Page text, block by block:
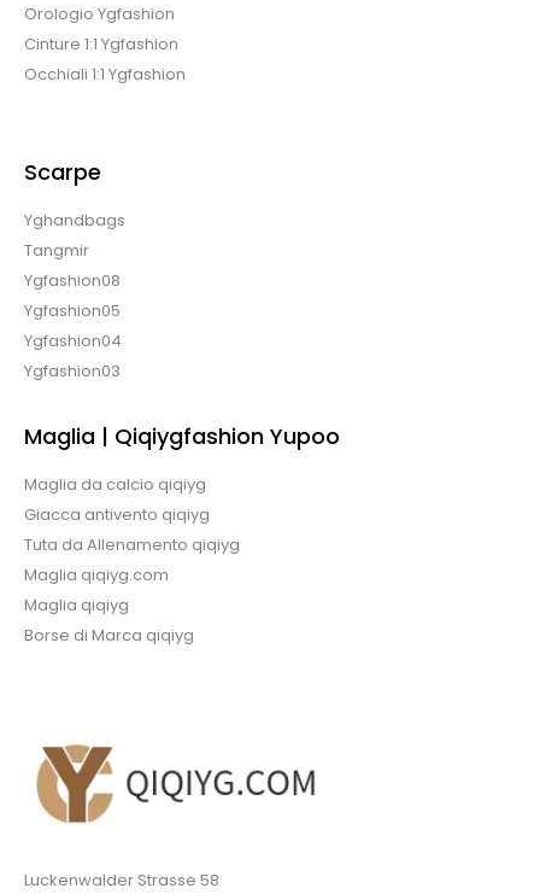
Orologio Ygfashion
Cinture 1:1 Ygfashion
Occhiali 1:1 Ygfashion
Scarpe
Yghandbags
Tangmir
Ygfashion08
Ygfashion05
Ygfashion04
Ygfashion03
Maglia | Qiqiygfashion Yupoo
Maglia da calcio qiqiyg
Giacca antivento qiqiyg
Tuta da Allenamento qiqiyg
Maglia qiqiyg.com
Maglia qiqiyg
Borse di Marca qiqiyg
Luckenwalder Strasse 58